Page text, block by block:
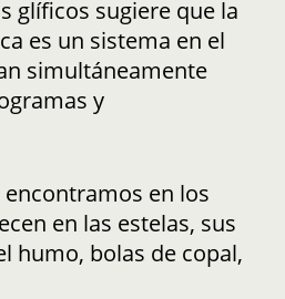
glíficos sugiere que la
es un sistema en el
simultáneamente
y
en los
en las estelas, sus
humo, bolas de copal,